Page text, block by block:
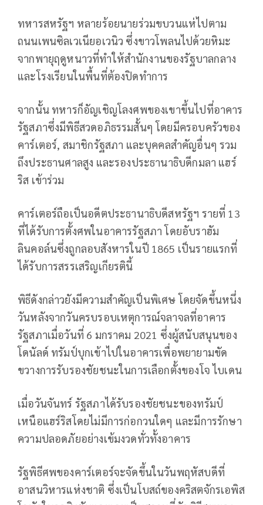
ทหารสหรัฐฯ หลายร้อยนายร่วมขบวนแห่ไปตาม
ถนนเพนซิลเวเนียอเวนิว ซึ่งขาวโพลนไปด้วยหิมะ
จากพายุฤดูหนาวที่ทำให้สำนักงานของรัฐบาลกลาง
และโรงเรียนในพื้นที่ต้องปิดทำการ
จากนั้น ทหารก็อัญเชิญโลงศพของเขาขึ้นไปที่อาคาร
รัฐสภาซึ่งมีพิธีสวดอภิธรรมสั้นๆ โดยมีครอบครัวของ
คาร์เตอร์, สมาชิกรัฐสภา และบุคคลสำคัญอื่นๆ รวม
ถึงประธานศาลสูง และรองประธานาธิบดีกมลา แฮร์
ริส เข้าร่วม
คาร์เตอร์ถือเป็นอดีตประธานาธิบดีสหรัฐฯ รายที่ 13
ที่ได้รับการตั้งศพในอาคารรัฐสภา โดยอับราฮัม
ลินคอล์นซึ่งถูกลอบสังหารในปี 1865 เป็นรายแรกที่
ได้รับการสรรเสริญเกียรตินี้
พิธีดังกล่าวยังมีความสำคัญเป็นพิเศษ โดยจัดขึ้นหนึ่ง
วันหลังจากวันครบรอบเหตุการณ์จลาจลที่อาคาร
รัฐสภาเมื่อวันที่ 6 มกราคม 2021 ซึ่งผู้สนับสนุนของ
โดนัลด์ ทรัมป์บุกเข้าไปในอาคารเพื่อพยายามขัด
ขวางการรับรองชัยชนะในการเลือกตั้งของโจ ไบเดน
เมื่อวันจันทร์ รัฐสภาได้รับรองชัยชนะของทรัมป์
เหนือแฮร์ริสโดยไม่มีการก่อกวนใดๆ และมีการรักษา
ความปลอดภัยอย่างเข้มงวดทั่วทั้งอาคาร
รัฐพิธีศพของคาร์เตอร์จะจัดขึ้นในวันพฤหัสบดีที่
อาสนวิหารแห่งชาติ ซึ่งเป็นโบสถ์ของคริสตจักรเอพิส